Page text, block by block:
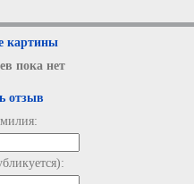
картины
пока нет
отзыв